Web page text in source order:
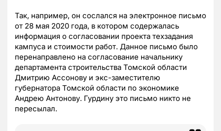
Так, например, он сослался на электронное письмо
от 28 мая 2020 года, в котором содержалась
информация о согласовании проекта техзадания
кампуса и стоимости работ. Данное письмо было
перенаправлено на согласование начальнику
департамента строительства Томской области
Дмитрию Ассонову и экс-заместителю
губернатора Томской области по экономике
Андрею Антонову. Гурдину это письмо никто не
пересылал.